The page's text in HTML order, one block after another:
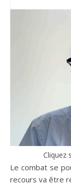
Cliquez
Le combat se
recours va être